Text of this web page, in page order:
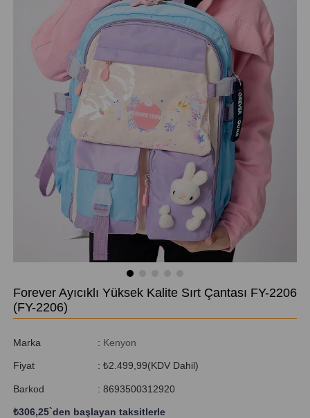
Forever Ayıcıklı Yüksek Kalite Sırt Çantası FY-2206
(FY-2206)
Marka : Kenyon
Fiyat : ₺2.499,99(KDV Dahil)
Barkod : 8693500312920
₺306,25`den başlayan taksitlerle